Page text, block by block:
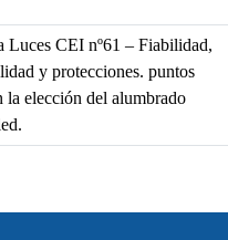
ed
In
ail ts
A
pp
Luces CEI nº61 – Fiabilidad,
y protecciones. puntos
la elección del alumbrado